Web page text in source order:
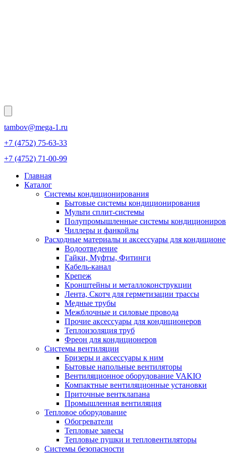
tambov@mega-1.ru
+7 (4752) 75-63-33
+7 (4752) 71-00-99
Главная
Каталог
Системы кондиционирования
Бытовые системы кондиционирования
Мульти сплит-системы
Полупромышленные системы
Чиллеры и фанкойлы
Расходные материалы и аксессуары для
Водоотведение
Гайки, Муфты, Фитинги
Кабель-канал
Крепеж
Кронштейны и металлоконструкции
Лента, Скотч для герметизации трассы
Медные трубы
Межблочные и силовые провода
Прочие аксессуары для кондиционеров
Теплоизоляция труб
Фреон для кондиционеров
Системы вентиляции
Бризеры и аксессуары к ним
Бытовые напольные вентиляторы
Вентиляционное оборудование VAKIO
Компактные вентиляционные установки
Приточные вентклапана
Промышленная вентиляция
Тепловое оборудование
Обогреватели
Тепловые завесы
Тепловые пушки и тепловентиляторы
Системы безопасности